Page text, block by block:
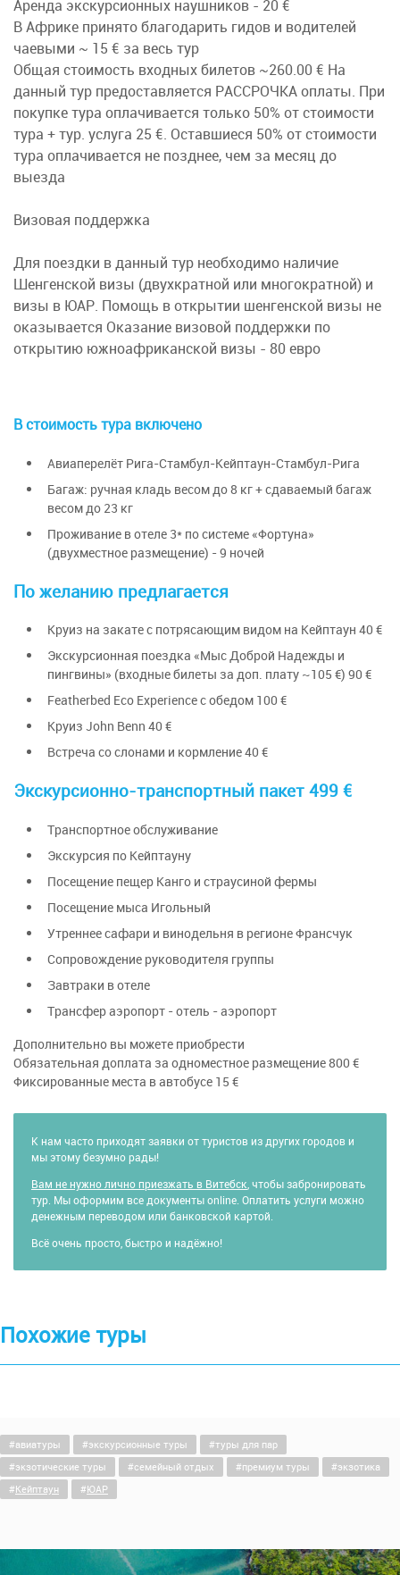
Аренда экскурсионных наушников - 20 €
В Африке принято благодарить гидов и водителей
чаевыми ~ 15 € за весь тур
Общая стоимость входных билетов ~260.00 € На
данный тур предоставляется РАССРОЧКА оплаты. При
покупке тура оплачивается только 50% от стоимости
тура + тур. услуга 25 €. Оставшиеся 50% от стоимости
тура оплачивается не позднее, чем за месяц до
выезда
Визовая поддержка
Для поездки в данный тур необходимо наличие
Шенгенской визы (двухкратной или многократной) и
визы в ЮАР. Помощь в открытии шенгенской визы не
оказывается Оказание визовой поддержки по
открытию южноафриканской визы - 80 евро
В стоимость тура включено
Авиаперелёт Рига-Стамбул-Кейптаун-Стамбул-Рига
Багаж: ручная кладь весом до 8 кг + сдаваемый багаж
весом до 23 кг
Проживание в отеле 3* по системе «Фортуна»
(двухместное размещение) - 9 ночей
По желанию предлагается
Круиз на закате с потрясающим видом на Кейптаун 40 €
Экскурсионная поездка «Мыс Доброй Надежды и
пингвины» (входные билеты за доп. плату ~105 €) 90 €
Featherbed Eco Experience с обедом 100 €
Круиз John Benn 40 €
Встреча со слонами и кормление 40 €
Экскурсионно-транспортный пакет 499 €
Транспортное обслуживание
Экскурсия по Кейптауну
Посещение пещер Канго и страусиной фермы
Посещение мыса Игольный
Утреннее сафари и винодельня в регионе Франсчук
Сопровождение руководителя группы
Завтраки в отеле
Трансфер аэропорт - отель - аэропорт
Дополнительно вы можете приобрести
Обязательная доплата за одноместное размещение 800 €
Фиксированные места в автобусе 15 €
К нам часто приходят заявки от туристов из других городов и
мы этому безумно рады!
Вам не нужно лично приезжать в Витебск , чтобы забронировать
тур. Мы оформим все документы online. Оплатить услуги можно
денежным переводом или банковской картой.
Всё очень просто, быстро и надёжно!
Похожие туры
авиатуры экскурсионные туры
туры для пар
экзотические туры
семейный отдых премиум туры
экзотика
Кейптаун
ЮАР